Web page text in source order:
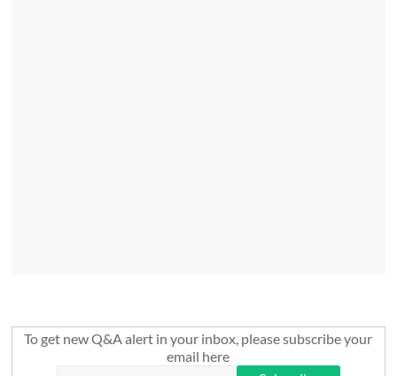
To get new Q&A alert in your inbox, please subscribe your
email here